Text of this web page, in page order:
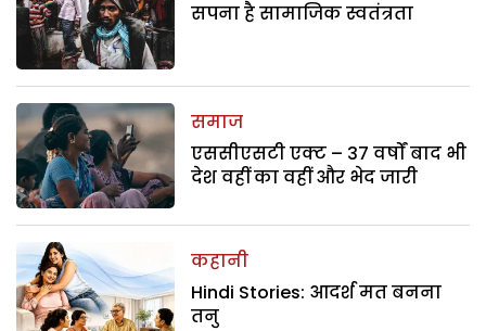
सपना है सामाजिक स्वतंत्रता
समाज
एससीएसटी एक्ट – 37 वर्षों बाद भी
देश वहीं का वहीं और भेद जारी
कहानी
Hindi Stories: आदर्श मत बनना
तनु